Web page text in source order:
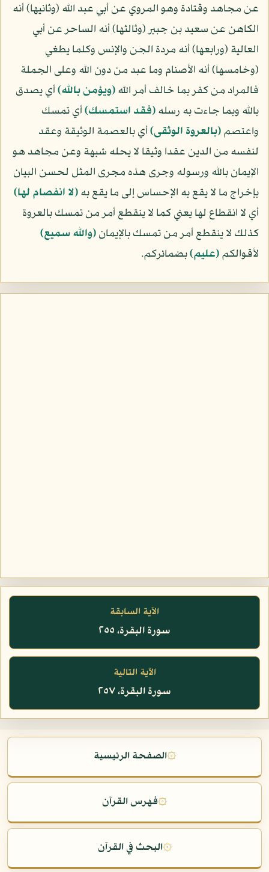
عن مجاهد وقتادة وهو المروي عن أبي عبد الله (وثانيها) أنه
الكاهن عن سعيد بن جبير (وثالثها) أنه الساحر عن أبي
العالية (ورابعها) أنه مردة الجن والإنس وكلما يطغي
(وخامسها) أنه الأصنام وما عبد من دون الله وعلى الجملة
فالمراد من كفر بما خالف أمر الله﴿ويؤمن بالله﴾أي يصدق
بالله وبما جاءت به رسله﴿فقد استمسك﴾أي تمسك
واعتصم﴿بالعروة الوثقى﴾أي بالعصمة الوثيقة وعقد
لنفسه من الدين عقدا وثيقا لا يحله شبهة وعن مجاهد هو
الإيمان بالله ورسوله وجرى هذه مجرى المثل لحسن البيان
بإخراج ما لا يقع به الإحساس إلى ما يقع به﴿لا انفصام لها﴾
أي لا انقطاع لها يعني كما لا ينقطع أمر من تمسك بالعروة
كذلك لا ينقطع أمر من تمسك بالإيمان﴿والله سميع﴾
لأقوالكم﴿عليم﴾بضمائركم.
الآية السابقة
سورة البقرة، ٢٥٥
الآية التالية
سورة البقرة، ٢٥٧
۞الصفحة الرئيسية
۞فهرس القرآن
۞البحث في القرآن